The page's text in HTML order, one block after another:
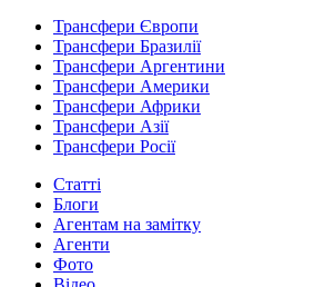
Трансфери Європи
Трансфери Бразилії
Трансфери Аргентини
Трансфери Америки
Трансфери Африки
Трансфери Азії
Трансфери Росії
Статті
Блоги
Агентам на замітку
Агенти
Фото